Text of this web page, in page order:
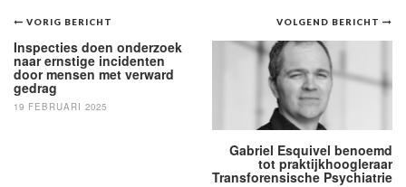
Bericht
navigatie
VOLGEND BERICHT
Gabriel Esquivel benoemd
tot praktijkhoogleraar
Transforensische Psychiatrie
VORIG BERICHT
Inspecties doen onderzoek
naar ernstige incidenten
door mensen met verward
gedrag
19 FEBRUARI 2025